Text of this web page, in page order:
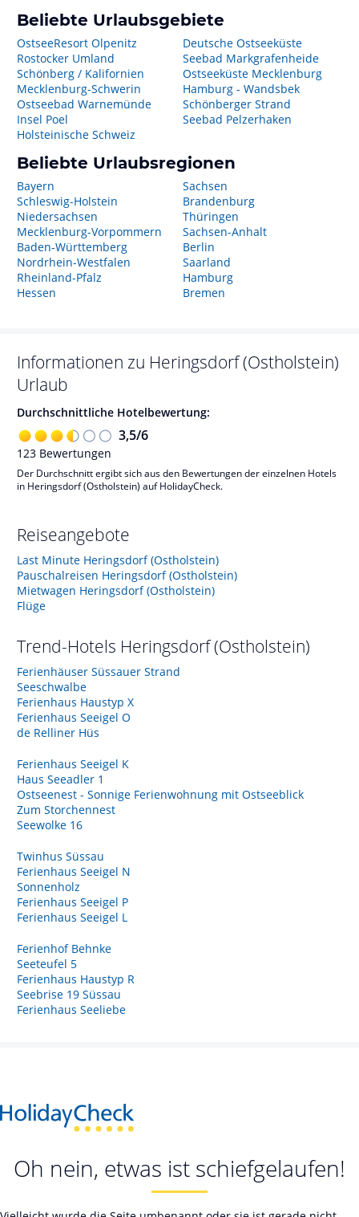
Beliebte Urlaubsgebiete
OstseeResort Olpenitz
Rostocker Umland
Schönberg / Kalifornien
Mecklenburg-Schwerin
Ostseebad Warnemünde
Insel Poel
Holsteinische Schweiz
Deutsche Ostseeküste
Seebad Markgrafenheide
Ostseeküste Mecklenburg
Hamburg - Wandsbek
Schönberger Strand
Seebad Pelzerhaken
Beliebte Urlaubsregionen
Bayern
Schleswig-Holstein
Niedersachsen
Mecklenburg-Vorpommern
Baden-Württemberg
Nordrhein-Westfalen
Rheinland-Pfalz
Hessen
Sachsen
Brandenburg
Thüringen
Sachsen-Anhalt
Berlin
Saarland
Hamburg
Bremen
Informationen zu Heringsdorf (Ostholstein)
Urlaub
Durchschnittliche Hotelbewertung:
3,5/6
123 Bewertungen
Der Durchschnitt ergibt sich aus den Bewertungen der einzelnen Hotels
in Heringsdorf (Ostholstein) auf HolidayCheck.
Reiseangebote
Last Minute Heringsdorf (Ostholstein)
Pauschalreisen Heringsdorf (Ostholstein)
Mietwagen Heringsdorf (Ostholstein)
Flüge
Trend-Hotels Heringsdorf (Ostholstein)
Ferienhäuser Süssauer Strand
Seeschwalbe
Ferienhaus Haustyp X
Ferienhaus Seeigel O
de Relliner Hüs
Ferienhaus Seeigel K
Haus Seeadler 1
Ostseenest - Sonnige Ferienwohnung mit Ostseeblick
Zum Storchennest
Seewolke 16
Twinhus Süssau
Ferienhaus Seeigel N
Sonnenholz
Ferienhaus Seeigel P
Ferienhaus Seeigel L
Ferienhof Behnke
Seeteufel 5
Ferienhaus Haustyp R
Seebrise 19 Süssau
Ferienhaus Seeliebe
Oh nein, etwas ist schiefgelaufen!